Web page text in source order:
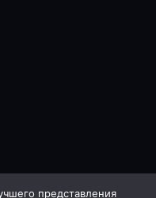
представления